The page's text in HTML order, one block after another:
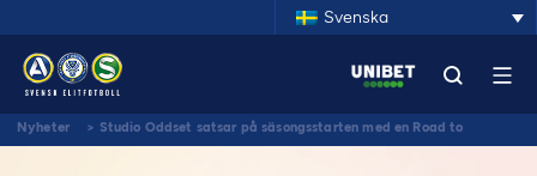
Svenska
Nyheter > Studio Oddset satsar på säsongsstarten med en Road to